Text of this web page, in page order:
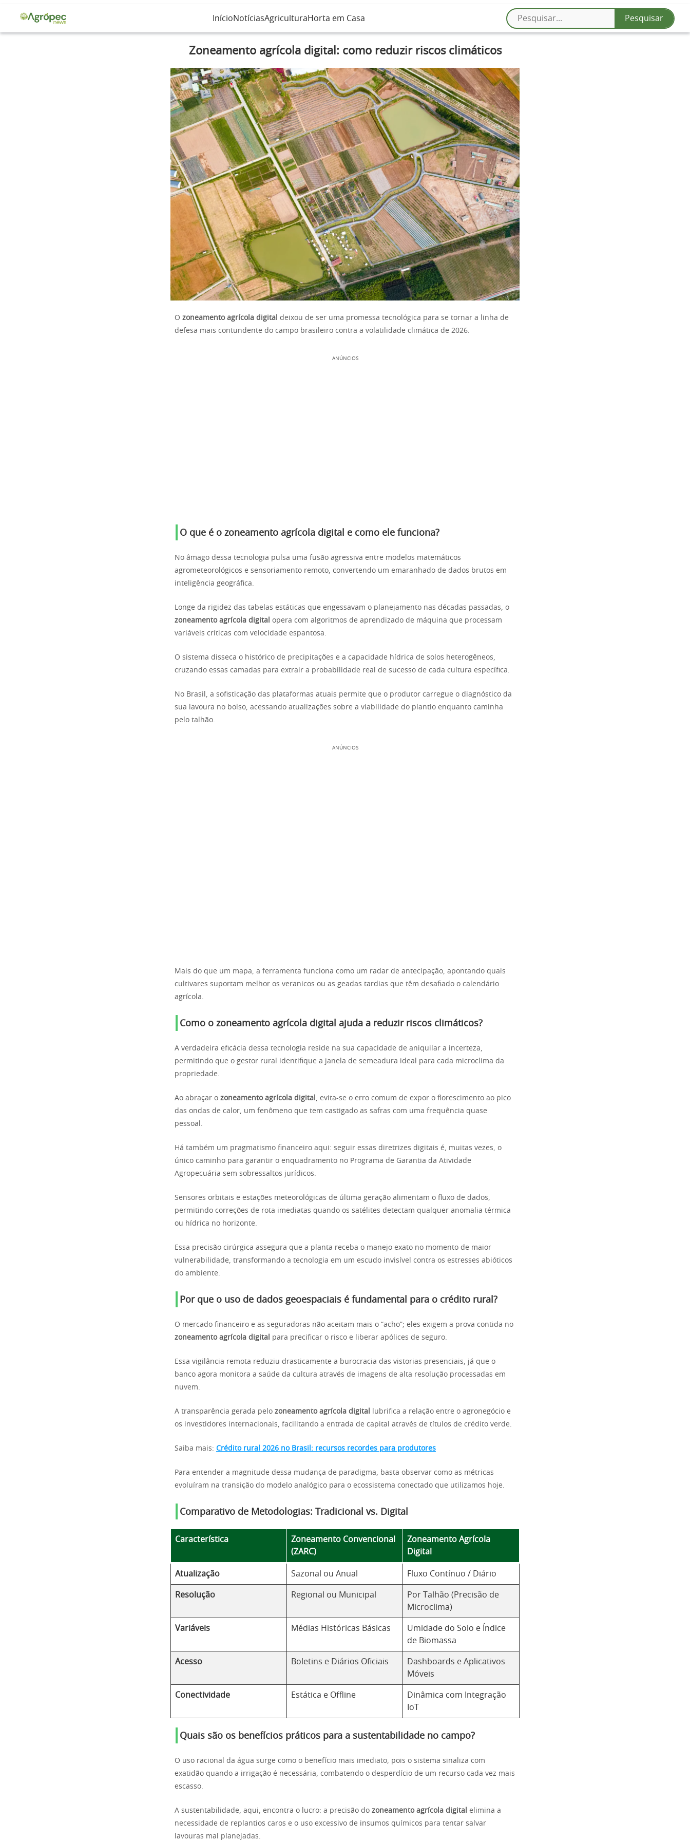
InícioNotíciasAgricultura Horta em Casa
Zoneamento agrícola digital: como reduzir riscos climáticos
O zoneamento agrícola digital deixou de ser uma promessa tecnológica para se tornar a linha de
defesa mais contundente do campo brasileiro contra a volatilidade climática de 2026.
ANÚNCIOS
O que é o zoneamento agrícola digital e como ele funciona?
No âmago dessa tecnologia pulsa uma fusão agressiva entre modelos matemáticos
agrometeorológicos e sensoriamento remoto, convertendo um emaranhado de dados brutos em
inteligência geográfica.
Longe da rigidez das tabelas estáticas que engessavam o planejamento nas décadas passadas, o
zoneamento agrícola digital opera com algoritmos de aprendizado de máquina que processam
variáveis críticas com velocidade espantosa.
O sistema disseca o histórico de precipitações e a capacidade hídrica de solos heterogêneos,
cruzando essas camadas para extrair a probabilidade real de sucesso de cada cultura específica.
No Brasil, a sofisticação das plataformas atuais permite que o produtor carregue o diagnóstico da
sua lavoura no bolso, acessando atualizações sobre a viabilidade do plantio enquanto caminha
pelo talhão.
ANÚNCIOS
Mais do que um mapa, a ferramenta funciona como um radar de antecipação, apontando quais
cultivares suportam melhor os veranicos ou as geadas tardias que têm desafiado o calendário
agrícola.
Como o zoneamento agrícola digital ajuda a reduzir riscos climáticos?
A verdadeira eficácia dessa tecnologia reside na sua capacidade de aniquilar a incerteza,
permitindo que o gestor rural identifique a janela de semeadura ideal para cada microclima da
propriedade.
Ao abraçar o zoneamento agrícola digital , evita-se o erro comum de expor o florescimento ao pico
das ondas de calor, um fenômeno que tem castigado as safras com uma frequência quase
pessoal.
Há também um pragmatismo financeiro aqui: seguir essas diretrizes digitais é, muitas vezes, o
único caminho para garantir o enquadramento no Programa de Garantia da Atividade
Agropecuária sem sobressaltos jurídicos.
Sensores orbitais e estações meteorológicas de última geração alimentam o fluxo de dados,
permitindo correções de rota imediatas quando os satélites detectam qualquer anomalia térmica
ou hídrica no horizonte.
Essa precisão cirúrgica assegura que a planta receba o manejo exato no momento de maior
vulnerabilidade, transformando a tecnologia em um escudo invisível contra os estresses abióticos
do ambiente.
Por que o uso de dados geoespaciais é fundamental para o crédito rural?
O mercado financeiro e as seguradoras não aceitam mais o “acho”; eles exigem a prova contida no
zoneamento agrícola digital
para precificar o risco e liberar apólices de seguro.
Essa vigilância remota reduziu drasticamente a burocracia das vistorias presenciais, já que o
banco agora monitora a saúde da cultura através de imagens de alta resolução processadas em
nuvem.
A transparência gerada pelo zoneamento agrícola digital
lubrifica a relação entre o agronegócio e
os investidores internacionais, facilitando a entrada de capital através de títulos de crédito verde.
Saiba mais: Crédito rural 2026 no Brasil: recursos recordes para produtores
Para entender a magnitude dessa mudança de paradigma, basta observar como as métricas
evoluíram na transição do modelo analógico para o ecossistema conectado que utilizamos hoje.
Comparativo de Metodologias: Tradicional vs. Digital
Característica
Zoneamento Convencional
(ZARC)
Zoneamento Agrícola
Digital
Atualização Sazonal ou Anual Fluxo Contínuo / Diário
Resolução Regional ou Municipal
Por Talhão (Precisão de
Microclima)
Variáveis Médias Históricas Básicas
Umidade do Solo e Índice
de Biomassa
Acesso Boletins e Diários Oficiais
Dashboards e Aplicativos
Móveis
Conectividade Estática e Offline
Dinâmica com Integração
IoT
Quais são os benefícios práticos para a sustentabilidade no campo?
O uso racional da água surge como o benefício mais imediato, pois o sistema sinaliza com
exatidão quando a irrigação é necessária, combatendo o desperdício de um recurso cada vez mais
escasso.
A sustentabilidade, aqui, encontra o lucro: a precisão do zoneamento agrícola digital elimina a
necessidade de replantios caros e o uso excessivo de insumos químicos para tentar salvar
lavouras mal planejadas.